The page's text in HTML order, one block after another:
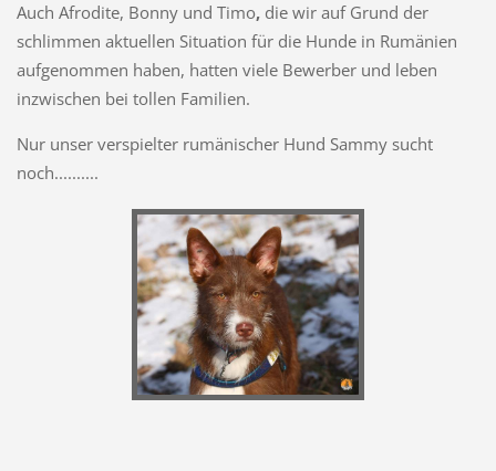
Auch Afrodite, Bonny und Timo, die wir auf Grund der
schlimmen aktuellen Situation für die Hunde in Rumänien
aufgenommen haben, hatten viele Bewerber und leben
inzwischen bei tollen Familien.
Nur unser verspielter rumänischer Hund Sammy sucht
noch..........